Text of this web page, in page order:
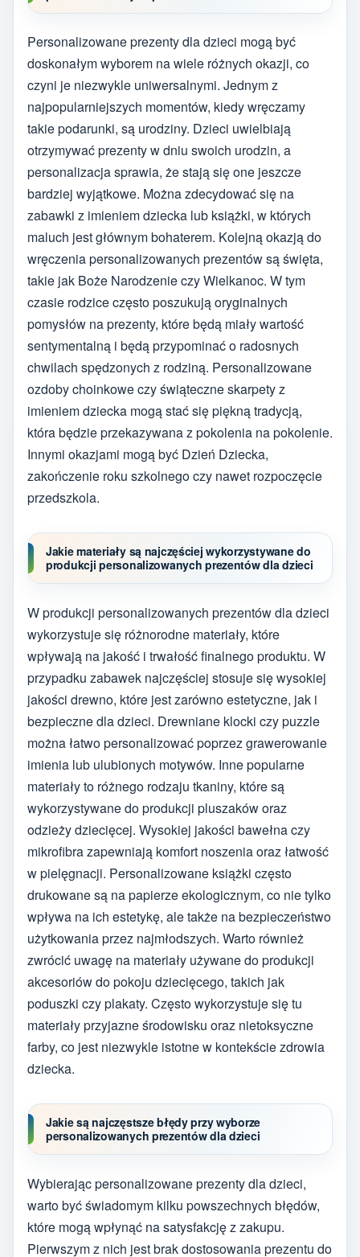
Personalizowane prezenty dla dzieci mogą być
doskonałym wyborem na wiele różnych okazji, co
czyni je niezwykle uniwersalnymi. Jednym z
najpopularniejszych momentów, kiedy wręczamy
takie podarunki, są urodziny. Dzieci uwielbiają
otrzymywać prezenty w dniu swoich urodzin, a
personalizacja sprawia, że stają się one jeszcze
bardziej wyjątkowe. Można zdecydować się na
zabawki z imieniem dziecka lub książki, w których
maluch jest głównym bohaterem. Kolejną okazją do
wręczenia personalizowanych prezentów są święta,
takie jak Boże Narodzenie czy Wielkanoc. W tym
czasie rodzice często poszukują oryginalnych
pomysłów na prezenty, które będą miały wartość
sentymentalną i będą przypominać o radosnych
chwilach spędzonych z rodziną. Personalizowane
ozdoby choinkowe czy świąteczne skarpety z
imieniem dziecka mogą stać się piękną tradycją,
która będzie przekazywana z pokolenia na pokolenie.
Innymi okazjami mogą być Dzień Dziecka,
zakończenie roku szkolnego czy nawet rozpoczęcie
przedszkola.
Jakie materiały są najczęściej wykorzystywane do
produkcji personalizowanych prezentów dla dzieci
W produkcji personalizowanych prezentów dla dzieci
wykorzystuje się różnorodne materiały, które
wpływają na jakość i trwałość finalnego produktu. W
przypadku zabawek najczęściej stosuje się wysokiej
jakości drewno, które jest zarówno estetyczne, jak i
bezpieczne dla dzieci. Drewniane klocki czy puzzle
można łatwo personalizować poprzez grawerowanie
imienia lub ulubionych motywów. Inne popularne
materiały to różnego rodzaju tkaniny, które są
wykorzystywane do produkcji pluszaków oraz
odzieży dziecięcej. Wysokiej jakości bawełna czy
mikrofibra zapewniają komfort noszenia oraz łatwość
w pielęgnacji. Personalizowane książki często
drukowane są na papierze ekologicznym, co nie tylko
wpływa na ich estetykę, ale także na bezpieczeństwo
użytkowania przez najmłodszych. Warto również
zwrócić uwagę na materiały używane do produkcji
akcesoriów do pokoju dziecięcego, takich jak
poduszki czy plakaty. Często wykorzystuje się tu
materiały przyjazne środowisku oraz nietoksyczne
farby, co jest niezwykle istotne w kontekście zdrowia
dziecka.
Jakie są najczęstsze błędy przy wyborze
personalizowanych prezentów dla dzieci
Wybierając personalizowane prezenty dla dzieci,
warto być świadomym kilku powszechnych błędów,
które mogą wpłynąć na satysfakcję z zakupu.
Pierwszym z nich jest brak dostosowania prezentu do